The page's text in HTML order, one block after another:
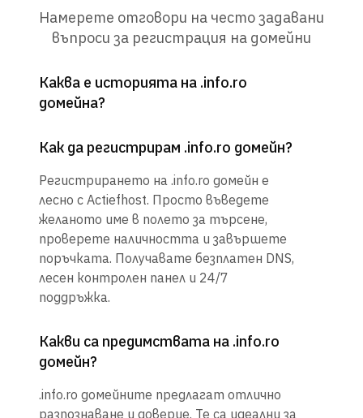
Намерете отговори на често задавани
въпроси за регистрация на домейни
Каква е историята на .info.ro
домейна?
Как да регистрирам .info.ro домейн?
Регистрирането на .info.ro домейн е
лесно с Actiefhost. Просто въведете
желаното име в полето за търсене,
проверете наличността и завършете
поръчката. Получавате безплатен DNS,
лесен контролен панел и 24/7
поддръжка.
Какви са предимствата на .info.ro
домейн?
.info.ro домейните предлагат отлично
разпознаване и доверие. Те са идеални за